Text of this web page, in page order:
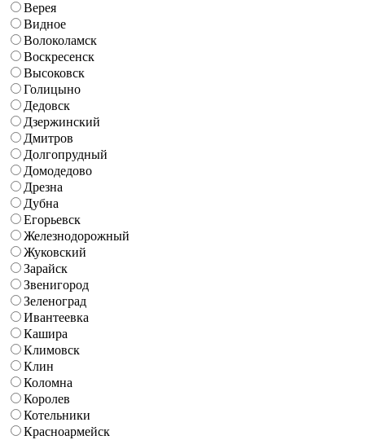
Верея
Видное
Волоколамск
Воскресенск
Высоковск
Голицыно
Дедовск
Дзержинский
Дмитров
Долгопрудный
Домодедово
Дрезна
Дубна
Егорьевск
Железнодорожный
Жуковский
Зарайск
Звенигород
Зеленоград
Ивантеевка
Кашира
Климовск
Клин
Коломна
Королев
Котельники
Красноармейск